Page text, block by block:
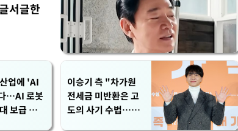
서글한
업에 'AI
…AI 로봇
보급 추
이승기 측 "차가원
전세금 미반환은 고
도의 사기 수법…엄